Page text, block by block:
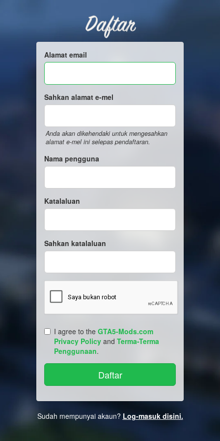
Daftar
Alamat email
Sahkan alamat e-mel
Anda akan dikehendaki untuk mengesahkan
alamat e-mel ini selepas pendaftaran.
Nama pengguna
Katalaluan
Sahkan katalaluan
I agree to the GTA5-Mods.com
Privacy Policy and Terma-Terma
Penggunaan.
Sudah mempunyai akaun? Log-masuk disini.